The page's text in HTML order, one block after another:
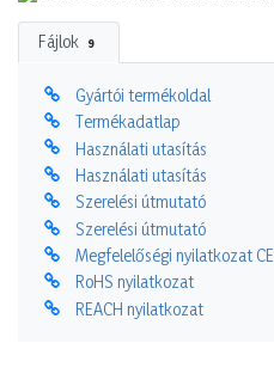
Fájlok 9
Gyártói termékoldal
Termékadatlap
Használati utasítás
Használati utasítás
Szerelési útmutató
Szerelési útmutató
Megfelelőségi nyilatkozat CE
RoHS nyilatkozat
REACH nyilatkozat